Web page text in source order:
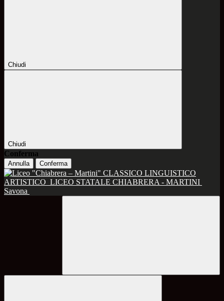
Chiudi
Chiudi
Conferma
Annulla Conferma
CLASSICO LINGUISTICO
ARTISTICO LICEO STATALE CHIABRERA - MARTINI
Savona